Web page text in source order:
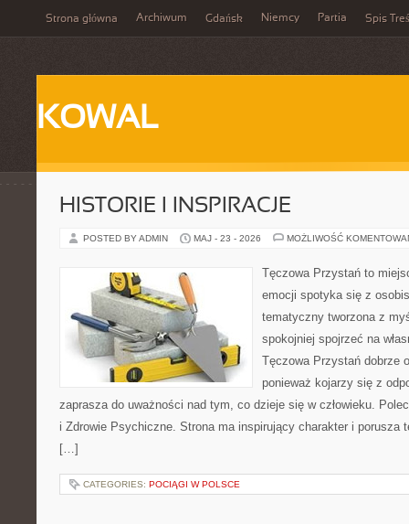
Strona główna Archiwum Gdańsk Niemcy Partia Spis
KOWAL
HISTORIE I INSPIRACJE
POSTED BY ADMIN MAJ - 23 - 2026 MOŻLIWOŚĆ
Tęczowa Przystań to
emocji spotyka się z
tematyczny tworzona z
spokojniej spojrzeć na
Tęczowa Przystań dobrze
ponieważ kojarzy się z
zaprasza do uważności nad tym, co dzieje się w człowieku.
i Zdrowie Psychiczne. Strona ma inspirujący charakter i porusza
[…]
CATEGORIES: POCIĄGI W POLSCE